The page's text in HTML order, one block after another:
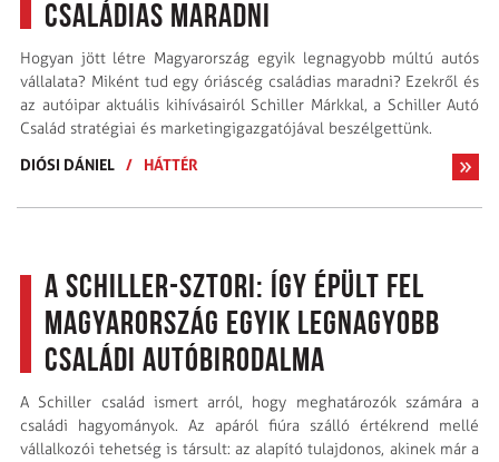
családias maradni
Hogyan jött létre Magyarország egyik legnagyobb múltú autós
vállalata? Miként tud egy óriáscég családias maradni? Ezekről és
az autóipar aktuális kihívásairól Schiller Márkkal, a Schiller Autó
Család stratégiai és marketingigazgatójával beszélgettünk.
DIÓSI DÁNIEL / HÁTTÉR
A Schiller-sztori: Így épült fel
Magyarország egyik legnagyobb
családi autóbirodalma
A Schiller család ismert arról, hogy meghatározók számára a
családi hagyományok. Az apáról fiúra szálló értékrend mellé
vállalkozói tehetség is társult: az alapító tulajdonos, akinek már a